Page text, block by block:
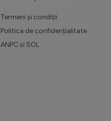
Termeni și condiții
Politica de confidențialitate
ANPC si SOL